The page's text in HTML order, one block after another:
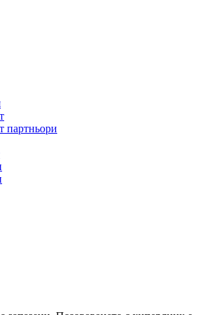
партньори